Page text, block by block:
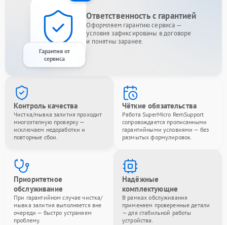
Гарантия от
сервиса
Ответственность с гарантией
Оформляем гарантию сервиса —
условия зафиксированы в договоре
и понятны заранее.
Контроль качества
Чистка/мывка залития проходит
многоэтапную проверку —
исключаем недоработки и
повторные сбои.
Чёткие обязательства
Работа SuperMicro RemSupport
сопровождается прописанными
гарантийными условиями — без
размытых формулировок.
Приоритетное
обслуживание
При гарантийном случае чистка/
мывка залития выполняется вне
очереди — быстро устраняем
проблему.
Надёжные
комплектующие
В рамках обслуживания
применяем проверенные детали
— для стабильной работы
устройства.